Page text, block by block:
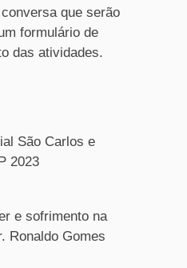
que serão
formulário de
das atividades.
São Carlos e
2023
e sofrimento na
Ronaldo Gomes